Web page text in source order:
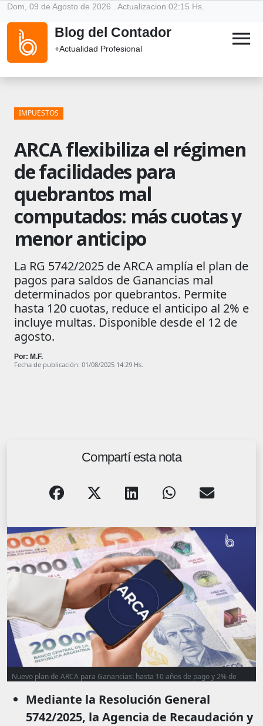
Dom, 09 de Agosto de 2026 . Actualizacion 02:15 Hs.
Blog del Contador
+Actualidad Profesional menu
IMPUESTOS
ARCA flexibiliza el régimen
de facilidades para
quebrantos mal
computados: más cuotas y
menor anticipo
La RG 5742/2025 de ARCA amplía el plan de
pagos para saldos de Ganancias mal
determinados por quebrantos. Permite
hasta 120 cuotas, reduce el anticipo al 2% e
incluye multas. Disponible desde el 12 de
agosto.
Por: M.F.
Fecha de publicación: 01/08/2025 14:29 Hs.
Compartí esta nota
Nuevo plan de ARCA para Ganancias: hasta 10 años de pago y 2% de
Mediante la Resolución General
5742/2025, la Agencia de Recaudación y